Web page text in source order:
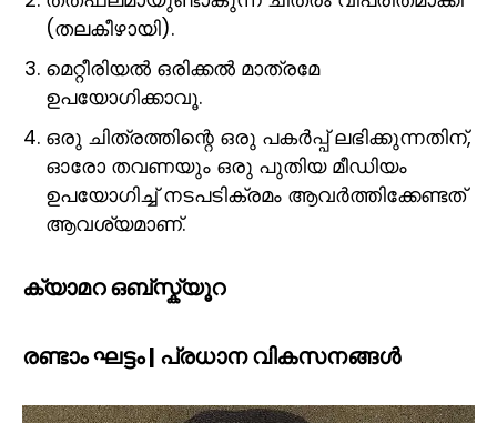
(തലകീഴായി).
മെറ്റീരിയൽ ഒരിക്കൽ മാത്രമേ
ഉപയോഗിക്കാവൂ.
ഒരു ചിത്രത്തിന്റെ ഒരു പകർപ്പ് ലഭിക്കുന്നതിന്,
ഓരോ തവണയും ഒരു പുതിയ മീഡിയം
ഉപയോഗിച്ച് നടപടിക്രമം ആവർത്തിക്കേണ്ടത്
ആവശ്യമാണ്.
ക്യാമറ ഒബ്സ്ക്യൂറ
രണ്ടാം ഘട്ടം | പ്രധാന വികസനങ്ങൾ